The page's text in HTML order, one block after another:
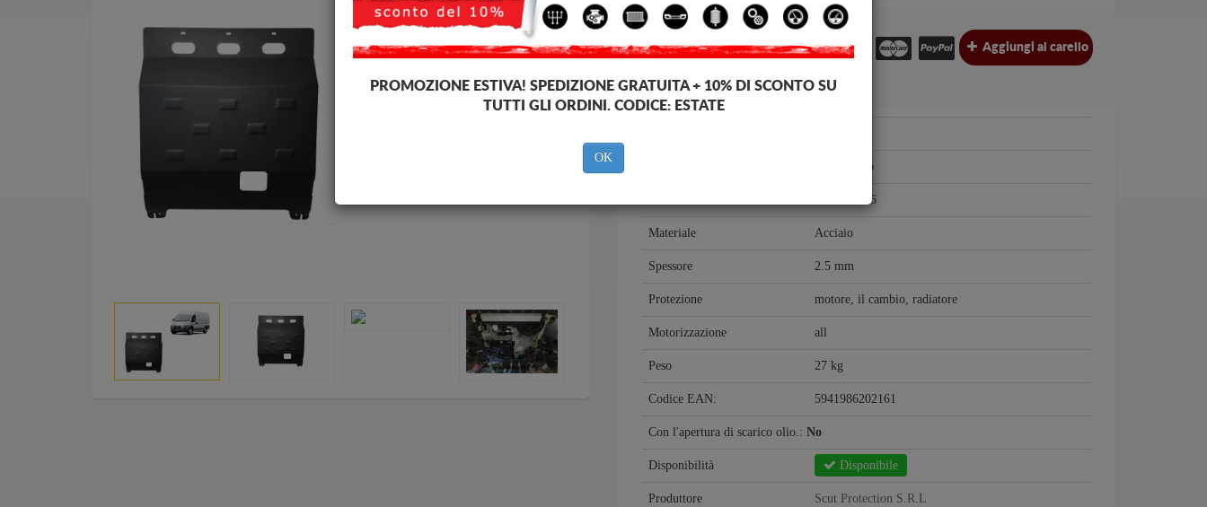
195 €
159€ Aggiungi al carello
Fiat Ducato
2006 - 2016
Materiale Acciaio
Spessore 2.5 mm
Protezione motore, il cambio, radiatore
Motorizzazione all
Peso 27 kg
Codice EAN: 5941986202161
Con l'apertura di scarico olio.: No
Disponibilità Disponibile
Produttore Scut Protection S.R.L
PROMOZIONE ESTIVA! SPEDIZIONE GRATUITA + 10% DI SCONTO SU
TUTTI GLI ORDINI. CODICE: ESTATE
OK